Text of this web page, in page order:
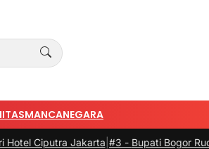
MANCANEGARA
Jakarta|#3 -Bupati Bogor Rudi